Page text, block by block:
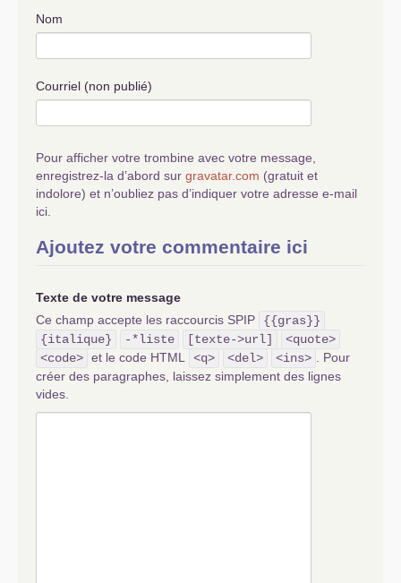
Nom
Courriel (non publié)
Pour afficher votre trombine avec votre message,
enregistrez-la d’abord sur gravatar.com (gratuit et
indolore) et n’oubliez pas d’indiquer votre adresse e-mail
ici.
Ajoutez votre commentaire ici
Texte de votre message
Ce champ accepte les raccourcis SPIP
{{gras}}
{italique}
-*liste [texte->url]
<quote>
<code> et le code HTML <q> <del> <ins>
. Pour
créer des paragraphes, laissez simplement des lignes
vides.